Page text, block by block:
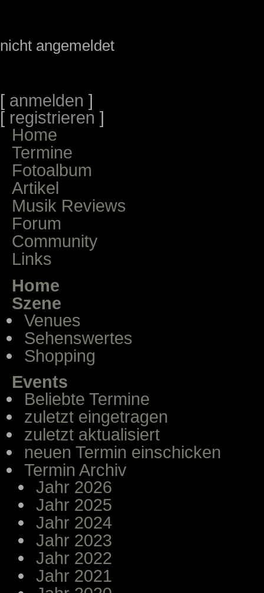
nicht angemeldet
[ anmelden ]
[ registrieren ]
Home
Termine
Fotoalbum
Artikel
Musik Reviews
Forum
Community
Links
Home
Szene
Venues
Sehenswertes
Shopping
Events
Beliebte Termine
zuletzt eingetragen
zuletzt aktualisiert
neuen Termin einschicken
Termin Archiv
Jahr 2026
Jahr 2025
Jahr 2024
Jahr 2023
Jahr 2022
Jahr 2021